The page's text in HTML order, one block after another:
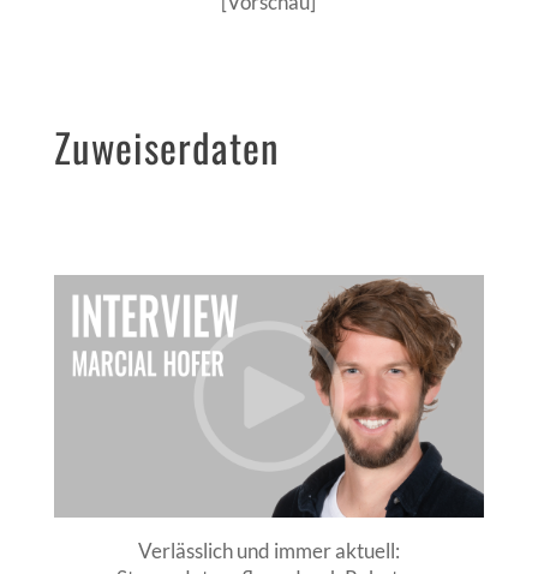
Zuweiserdaten
Verlässlich und immer aktuell: